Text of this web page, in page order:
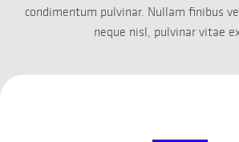
condimentum pulvinar. Nullam finibus
neque nisl, pulvinar vitae